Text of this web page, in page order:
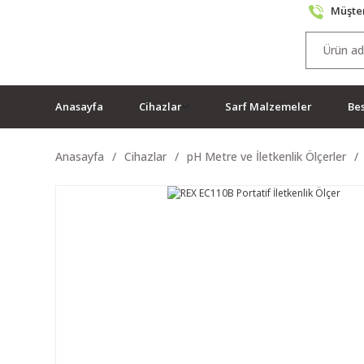
Anasayfa Cihazlar Sarf Malzemeler
Anasayfa Cihazlar pH Metre ve İletkenlik Ölçerler